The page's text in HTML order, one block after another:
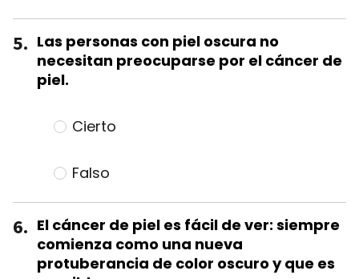
5. Las personas con piel oscura no
necesitan preocuparse por el cáncer de
piel.
Cierto
Falso
6. El cáncer de piel es fácil de ver: siempre
comienza como una nueva
protuberancia de color oscuro y que es